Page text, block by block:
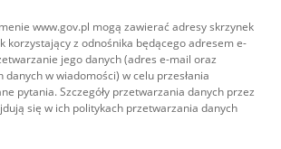
www.gov.pl mogą zawierać adresy skrzynek
korzystający z odnośnika będącego adresem e-
jego danych (adres e-mail oraz
w wiadomości) w celu przesłania
pytania. Szczegóły przetwarzania danych przez
się w ich politykach przetwarzania danych